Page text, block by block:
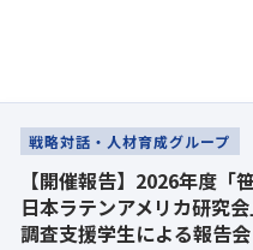
戦略対話・人材育成グループ
【開催報告】2026年度「
日本ラテンアメリカ研究
調査支援学生による報告